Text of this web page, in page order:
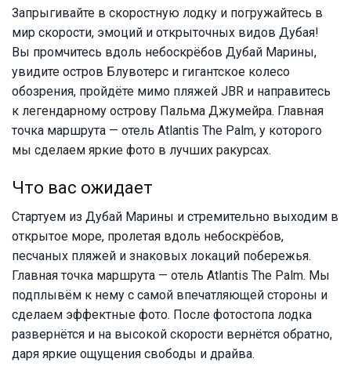
Запрыгивайте в скоростную лодку и погружайтесь в
мир скорости, эмоций и открыточных видов Дубая!
Вы промчитесь вдоль небоскрёбов Дубай Марины,
увидите остров Блувотерс и гигантское колесо
обозрения, пройдёте мимо пляжей JBR и направитесь
к легендарному острову Пальма Джумейра. Главная
точка маршрута — отель Atlantis The Palm, у которого
мы сделаем яркие фото в лучших ракурсах.
Что вас ожидает
Стартуем из Дубай Марины и стремительно выходим в
открытое море, пролетая вдоль небоскрёбов,
песчаных пляжей и знаковых локаций побережья.
Главная точка маршрута — отель Atlantis The Palm. Мы
подплывём к нему с самой впечатляющей стороны и
сделаем эффектные фото. После фотостопа лодка
развернётся и на высокой скорости вернётся обратно,
даря яркие ощущения свободы и драйва.